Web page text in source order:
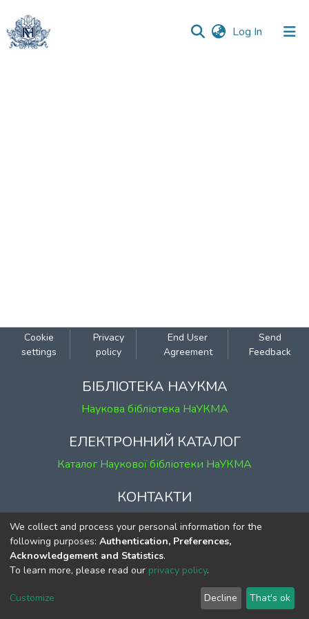
Log In (current)
Cookie
settings
Privacy
policy
End User
Agreement
Send
Feedback
БІБЛІОТЕКА НАУКМА
Наукова бібліотека НаУКМА
ЕЛЕКТРОННИЙ КАТАЛОГ
Каталог Наукової бібліотеки НаУКМА
КОНТАКТИ
м. Київ, вул. Григорія Сковороди, 2
к. 1, к. 120
тел. (044) 463-69-31
ekmair@ukma.edu.ua
We collect and process your personal information for the
following purposes: Authentication, Preferences,
Acknowledgement and Statistics.
To learn more, please read our privacy policy.
Customize Decline That's ok